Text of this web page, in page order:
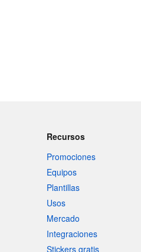
Recursos
Promociones
Equipos
Plantillas
Usos
Mercado
Integraciones
Stickers gratis